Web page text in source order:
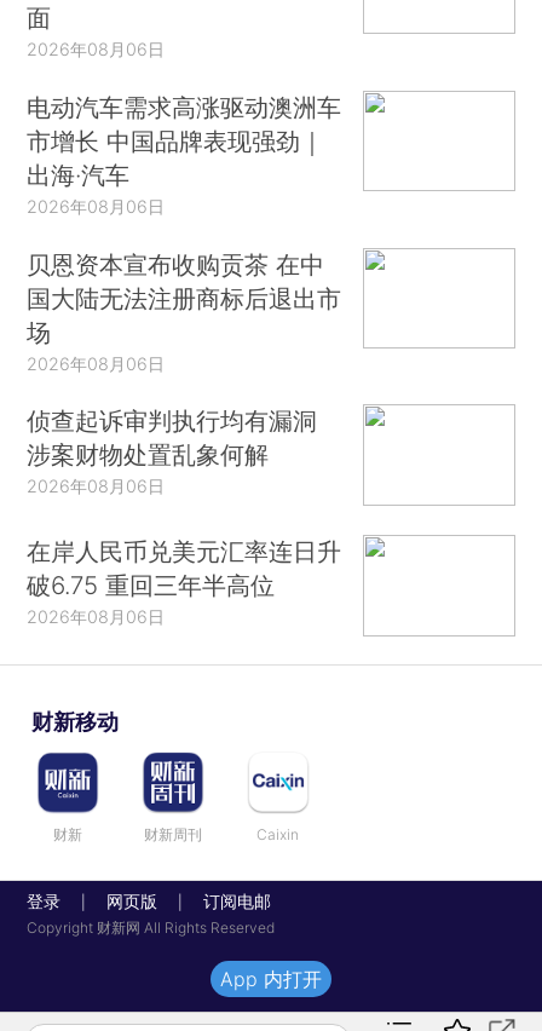
面
2026年08月06日
电动汽车需求高涨驱动澳洲车
市增长 中国品牌表现强劲｜
出海·汽车
2026年08月06日
贝恩资本宣布收购贡茶 在中
国大陆无法注册商标后退出市
场
2026年08月06日
侦查起诉审判执行均有漏洞
涉案财物处置乱象何解
2026年08月06日
在岸人民币兑美元汇率连日升
破6.75 重回三年半高位
2026年08月06日
财新移动
财新 财新周刊 Caixin
登录 网页版 订阅电邮
Copyright 财新网 All Rights Reserved
App 内打开